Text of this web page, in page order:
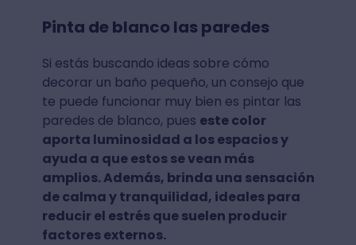
Pinta de blanco las paredes
Si estás buscando ideas sobre cómo
decorar un baño pequeño, un consejo que
te puede funcionar muy bien es pintar las
paredes de blanco, pues este color
aporta luminosidad a los espacios y
ayuda a que estos se vean más
amplios. Además, brinda una sensación
de calma y tranquilidad, ideales para
reducir el estrés que suelen producir
factores externos.